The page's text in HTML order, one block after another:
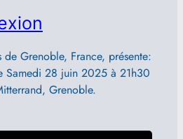
de Grenoble, France, présente:
Samedi 28 juin 2025 à 21h30
Grenoble.